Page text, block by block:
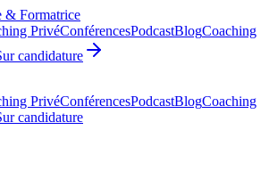
& Formatrice
PrivéConférencesPodcastBlogCoaching
candidature
PrivéConférencesPodcastBlogCoaching
candidature